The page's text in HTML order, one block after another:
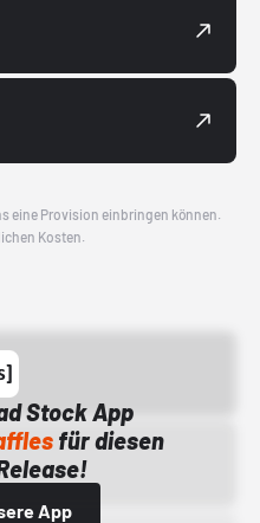
eine Provision einbringen können.
Kosten.
Stock App
für diesen
App